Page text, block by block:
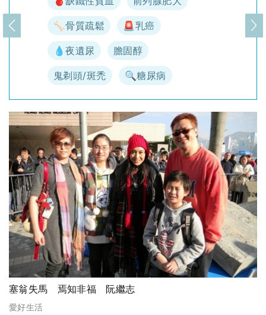
🦴骨質疏鬆 🚨乳癌
💧夜遺尿 膽固醇
鬼剃頭/斑禿 🔍糖尿病
上一頁 下
塞翁失馬 焉知非福 阮繼志
愛好生活